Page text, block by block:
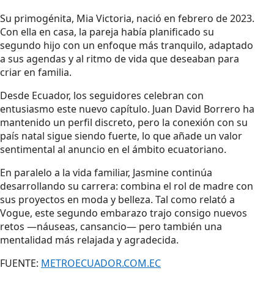
Su primogénita, Mia Victoria, nació en febrero de 2023.
Con ella en casa, la pareja había planificado su
segundo hijo con un enfoque más tranquilo, adaptado
a sus agendas y al ritmo de vida que deseaban para
criar en familia.
Desde Ecuador, los seguidores celebran con
entusiasmo este nuevo capítulo. Juan David Borrero ha
mantenido un perfil discreto, pero la conexión con su
país natal sigue siendo fuerte, lo que añade un valor
sentimental al anuncio en el ámbito ecuatoriano.
En paralelo a la vida familiar, Jasmine continúa
desarrollando su carrera: combina el rol de madre con
sus proyectos en moda y belleza. Tal como relató a
Vogue, este segundo embarazo trajo consigo nuevos
retos —náuseas, cansancio— pero también una
mentalidad más relajada y agradecida.
FUENTE: METROECUADOR.COM.EC